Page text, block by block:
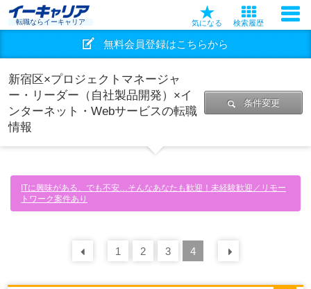
転職ならイーキャリア 気になる 検索履歴
無料会員登録はこちらから
新宿区×プロジェクトマネージャ
ー・リーダー（自社製品開発）×イ
ンターネット・Webサービスの転職
情報
条件変更
ITに興味がある、でも不安…そんなあなたも歓迎！未経験歓迎／リモー
トワーク案件あり
前の 30
1 2 3 4